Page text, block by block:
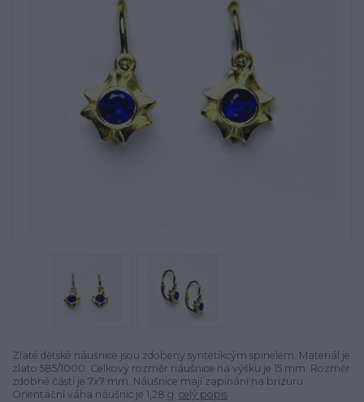
Zlaté dětské náušnice jsou zdobeny syntetikcým spinelem. Materiál je
zlato 585/1000. Celkový rozměr náušnice na výšku je 15 mm. Rozměr
zdobné části je 7x7 mm. Náušnice mají zapínání na brizuru.
Orientační váha náušnic je 1,28 g. celý popis